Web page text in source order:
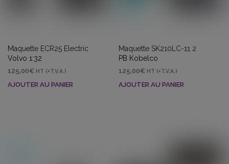
Maquette ECR25 Electric
Volvo 1:32
125,00€ HT (+T.V.A.)
AJOUTER AU PANIER
Maquette SK210LC-11 2
PB Kobelco
125,00€ HT (+T.V.A.)
AJOUTER AU PANIER